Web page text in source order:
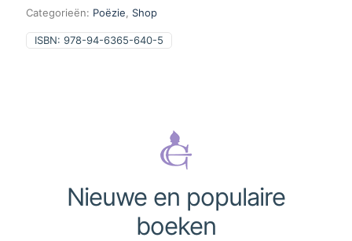
Categorieën: Poëzie Shop
ISBN: 978-94-6365-640-5
Nieuwe en populaire
boeken